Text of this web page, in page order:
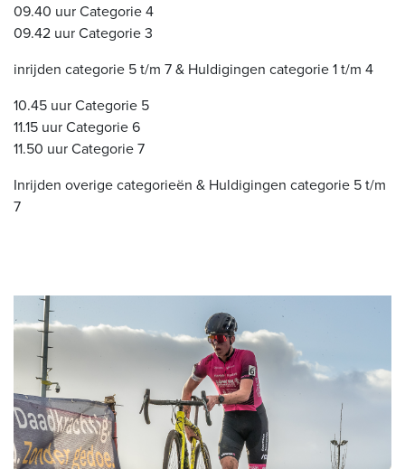
09.40 uur Categorie 4
09.42 uur Categorie 3
inrijden categorie 5 t/m 7 & Huldigingen categorie 1 t/m 4
10.45 uur Categorie 5
11.15 uur Categorie 6
11.50 uur Categorie 7
Inrijden overige categorieën & Huldigingen categorie 5 t/m
7